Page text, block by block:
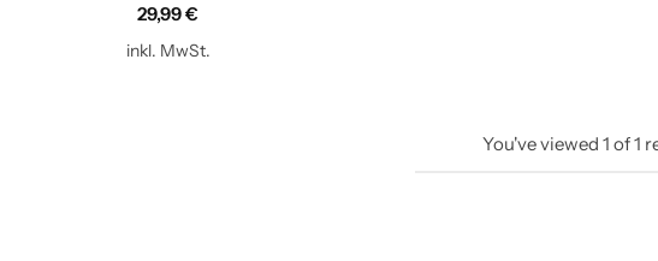
29,99€
inkl. MwSt.
You've viewed 1 of1